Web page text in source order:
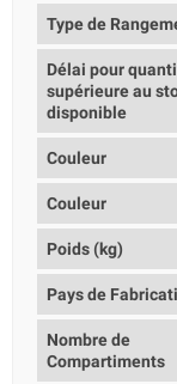
Type de
Délai pour
supérieure au
disponible
Couleur
Couleur
Poids (kg)
Pays de
Nombre de
Compartiments